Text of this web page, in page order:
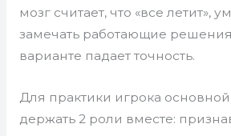
мозг считает, что «все летит»,
замечать работающие
варианте падает точность.
Для практики игрока
держать 2 роли вместе: